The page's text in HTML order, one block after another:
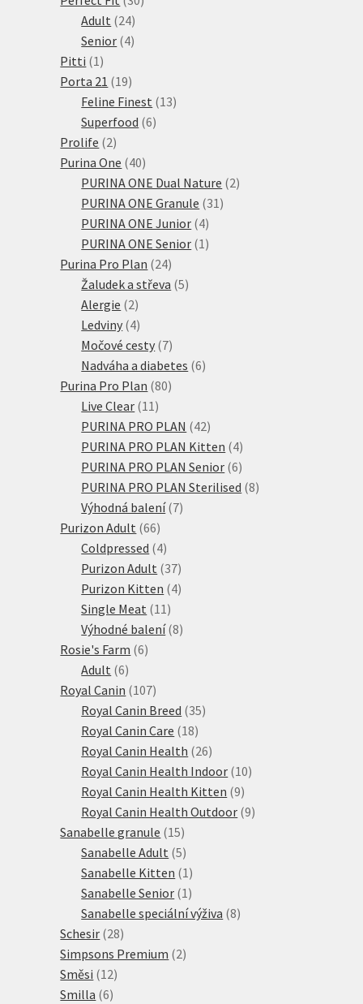
Adult 2424
produktů
Senior 44
Pitti 1 1
produkt
Porta 21 1919
produktů
Feline Finest 1313
Superfood 66
Prolife 22
produkty
Purina One 4040
produktů
PURINA ONE Dual Nature 22
PURINA ONE Granule 31 31
PURINA ONE Junior 44
produkty
PURINA ONE Senior 1 1
Purina Pro Plan 2424
produktů
Žaludek a střeva 55
Alergie 22
produkty
Ledviny 44
produkty
Močové cesty 77
produktů
Nadváha a diabetes 66
Purina Pro Plan 8080
Live Clear 11 11
produktů
PURINA PRO PLAN 4242
produktů
PURINA PRO PLAN Kitten 44
produkty
PURINA PRO PLAN Senior 66
produktů
PURINA PRO PLAN Sterilised 88
Výhodná balení 77
Purizon Adult 6666
produktů
Coldpressed 44
produkty
Purizon Adult 3737
produktů
Purizon Kitten 44
Single Meat 11 11
produktů
Výhodné balení 88
Rosie's Farm 66
Adult 66
produktů
Royal Canin 107107
produktů
Royal Canin Breed 3535
Royal Canin Care 1818
produktů
Royal Canin Health 2626
produktů
Royal Canin Health Indoor 1010
Royal Canin Health Kitten 99
produktů
Royal Canin Health Outdoor 99
Sanabelle granule 1515
produktů
Sanabelle Adult 55
produktů
Sanabelle Kitten 1 1
produkt
Sanabelle Senior 1 1
produkt
Sanabelle speciální výživa 88
Schesir 2828
produktů
Simpsons Premium 22
Směsi 1212
Smilla 66